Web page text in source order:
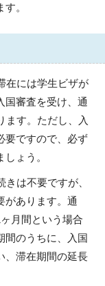
。
在には学生ビザが
国審査を受け、通
ます。ただし、入
要ですので、必ず
ょう。
は不要ですが、
があります。通
月間という場合
間のうちに、入国
、滞在期間の延長